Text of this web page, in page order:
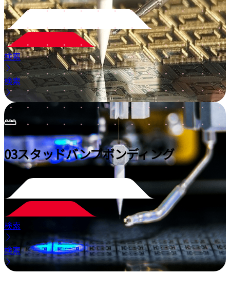
検索
検索
03スタッドバンプボンディング
検索
検索